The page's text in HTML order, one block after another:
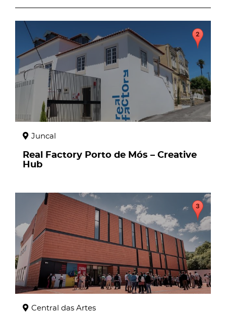
page
Juncal
Real Factory Porto de Mós – Creative
Hub
page
Central das Artes